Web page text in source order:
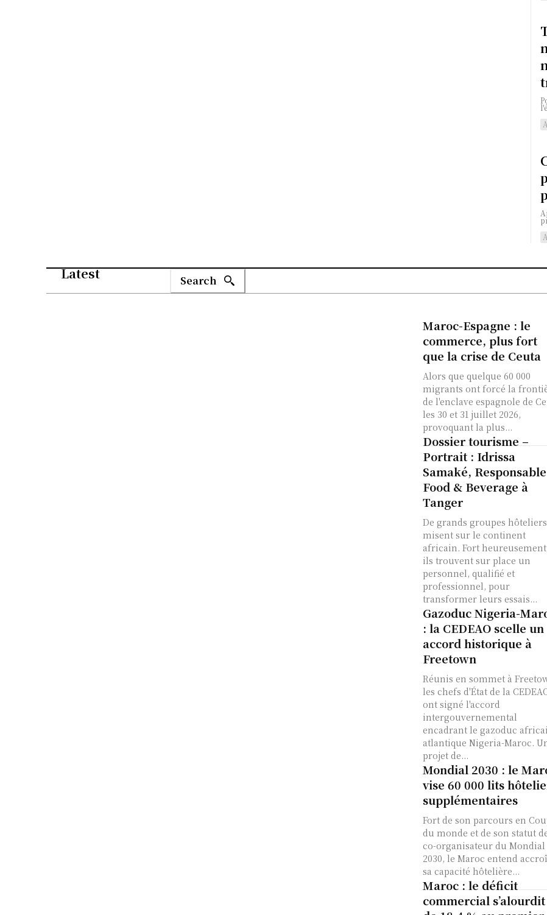
Latest Search
Maroc-Espagne : le
commerce, plus fort
que la crise de Ceuta
Alors que quelque 60 000
migrants ont forcé la
de l'enclave espagnole de
les 30 et 31 juillet 2026,
provoquant la plus...
Dossier tourisme –
Portrait : Idrissa
Samaké, Responsable
Food & Beverage à
Tanger
De grands groupes hôteliers
misent sur le continent
africain. Fort
ils trouvent sur place un
personnel, qualifié et
professionnel, pour
transformer leurs essais...
Gazoduc Nigeria-
: la CEDEAO scelle un
accord historique à
Freetown
Réunis en sommet à
les chefs d'État de la
ont signé l'accord
intergouvernemental
encadrant le gazoduc
atlantique Nigeria-Maroc.
projet de...
Mondial 2030 : le
vise 60 000 lits
supplémentaires
Fort de son parcours en
du monde et de son statut
co-organisateur du Mondial
2030, le Maroc entend
sa capacité hôtelière...
Maroc : le déficit
commercial s’alourdit